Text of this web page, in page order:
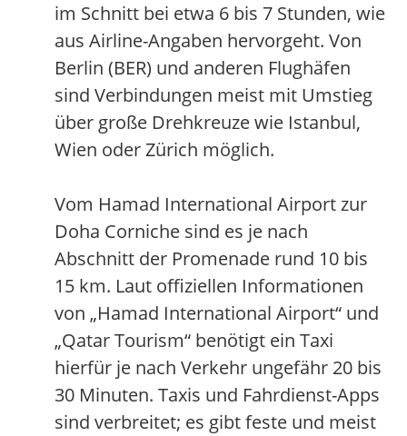
im Schnitt bei etwa 6 bis 7 Stunden, wie
aus Airline-Angaben hervorgeht. Von
Berlin (BER) und anderen Flughäfen
sind Verbindungen meist mit Umstieg
über große Drehkreuze wie Istanbul,
Wien oder Zürich möglich.
Vom Hamad International Airport zur
Doha Corniche sind es je nach
Abschnitt der Promenade rund 10 bis
15 km. Laut offiziellen Informationen
von „Hamad International Airport“ und
„Qatar Tourism“ benötigt ein Taxi
hierfür je nach Verkehr ungefähr 20 bis
30 Minuten. Taxis und Fahrdienst-Apps
sind verbreitet; es gibt feste und meist